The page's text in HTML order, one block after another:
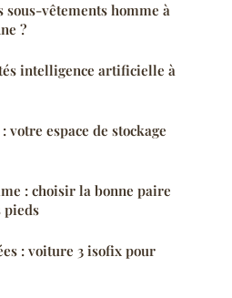
sous-vêtements homme à
?
intelligence artificielle à
votre espace de stockage
: choisir la bonne paire
pieds
: voiture 3 isofix pour